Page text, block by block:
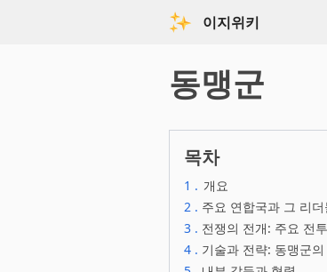
이지위키
동맹군
목차
1 . 개요
2 . 주요 연합국과 그 리더
3 . 전쟁의 전개: 주요 전
4 . 기술과 전략: 동맹군의